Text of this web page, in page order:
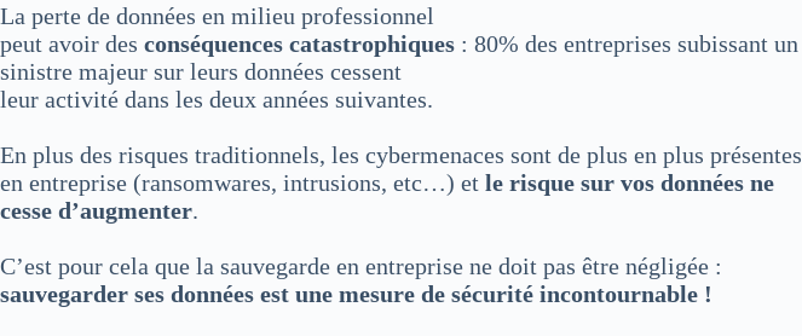
La perte de données en milieu professionnel
peut avoir des conséquences catastrophiques : 80% des entreprises subissant un
sinistre majeur sur leurs données cessent
leur activité dans les deux années suivantes.
En plus des risques traditionnels, les cybermenaces sont de plus en plus présentes
en entreprise (ransomwares, intrusions, etc…) et le risque sur vos données ne
cesse d’augmenter.
C’est pour cela que la sauvegarde en entreprise ne doit pas être négligée :
sauvegarder ses données est une mesure de sécurité incontournable !